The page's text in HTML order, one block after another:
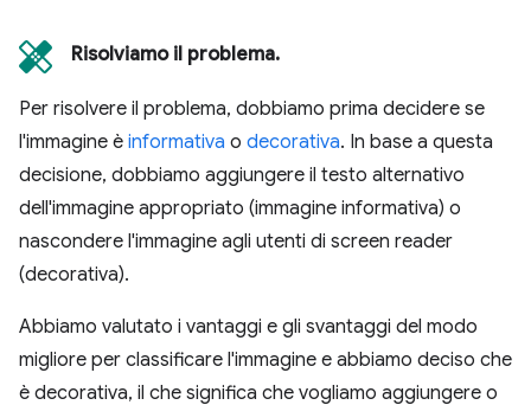
Risolviamo il problema.
Per risolvere il problema, dobbiamo prima decidere se
l'immagine è informativa o decorativa. In base a questa
decisione, dobbiamo aggiungere il testo alternativo
dell'immagine appropriato (immagine informativa) o
nascondere l'immagine agli utenti di screen reader
(decorativa).
Abbiamo valutato i vantaggi e gli svantaggi del modo
migliore per classificare l'immagine e abbiamo deciso che
è decorativa, il che significa che vogliamo aggiungere o